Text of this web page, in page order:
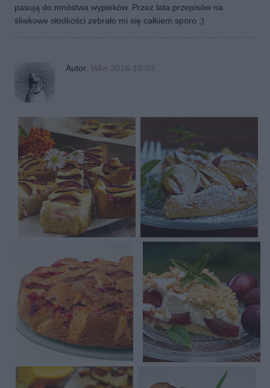
pasują do mnóstwa wypieków. Przez lata przepisów na
śliwkowe słodkości zebrało mi się całkiem sporo ;)
Autor: Wkn 2016-10-03